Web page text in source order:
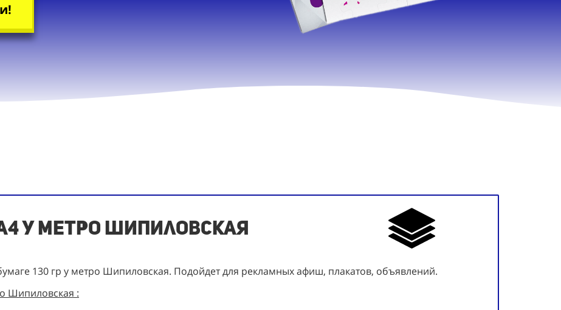
у метро Шипиловская
130 гр у метро Шипиловская. Подойдет для рекламных афиш, плакатов, объявлений.
Шипиловская :